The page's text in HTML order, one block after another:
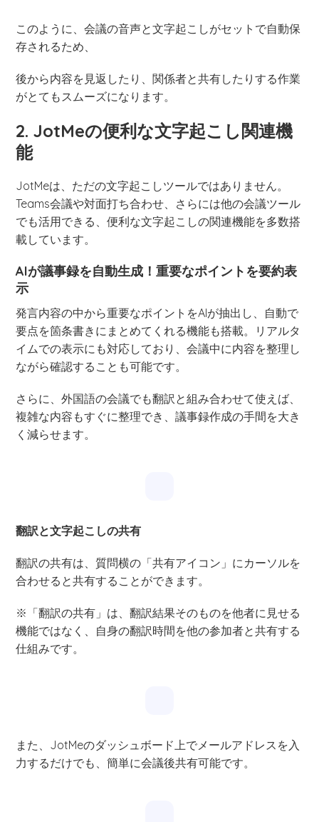
このように、会議の音声と文字起こしがセットで自動保
存されるため、
後から内容を見返したり、関係者と共有したりする作業
がとてもスムーズになります。
2. JotMeの便利な文字起こし関連機
能
JotMeは、ただの文字起こしツールではありません。
Teams会議や対面打ち合わせ、さらには他の会議ツール
でも活用できる、便利な文字起こしの関連機能を多数搭
載しています。
AIが議事録を自動生成！重要なポイントを要約表
示
発言内容の中から重要なポイントをAIが抽出し、自動で
要点を箇条書きにまとめてくれる機能も搭載。リアルタ
イムでの表示にも対応しており、会議中に内容を整理し
ながら確認することも可能です。
さらに、外国語の会議でも翻訳と組み合わせて使えば、
複雑な内容もすぐに整理でき、議事録作成の手間を大き
く減らせます。
翻訳と文字起こしの共有
翻訳の共有は、質問横の「共有アイコン」にカーソルを
合わせると共有することができます。
※「翻訳の共有」は、翻訳結果そのものを他者に見せる
機能ではなく、自身の翻訳時間を他の参加者と共有する
仕組みです。
また、JotMeのダッシュボード上でメールアドレスを入
力するだけでも、簡単に会議後共有可能です。